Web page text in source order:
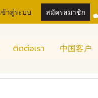
ข้าสู่ระบบ สมัครสมาชิก
ติดต่อเรา 中国客户